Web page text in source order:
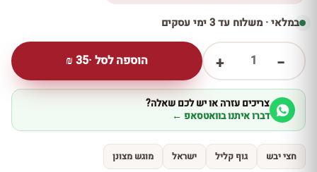
במלאי · משלוח עד 3 ימי עסקים
−
1
+ הוספה לסל ·35
₪
צריכים עזרה או יש לכם שאלה?
דברו איתנו בוואטסאפ ←
חצי יבש גוף קליל ישראל מוגש מצונן